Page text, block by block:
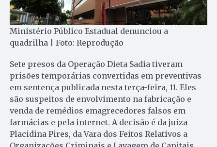
Ministério Público Estadual denunciou a
quadrilha | Foto: Reprodução
Sete presos da Operação Dieta Sadia tiveram
prisões temporárias convertidas em preventivas
em sentença publicada nesta terça-feira, 11. Eles
são suspeitos de envolvimento na fabricação e
venda de remédios emagrecedores falsos em
farmácias e pela internet. A decisão é da juíza
Placidina Pires, da Vara dos Feitos Relativos a